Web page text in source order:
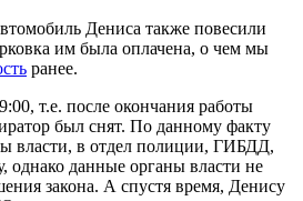
Дениса также повесили
им была оплачена, о чем мы
ранее.
т.е. после окончания работы
был снят. По данному факту
власти, в отдел полиции, ГИБДД,
данные органы власти не
закона. А спустя время, Денису